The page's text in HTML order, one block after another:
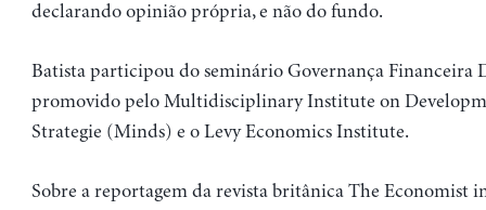
declarando opinião própria, e não do fundo.
Batista participou do seminário Governança Financeira
promovido pelo Multidisciplinary Institute on
Strategie (Minds) e o Levy Economics Institute.
Sobre a reportagem da revista britânica The Economist